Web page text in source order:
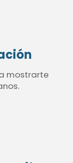
mostrarte